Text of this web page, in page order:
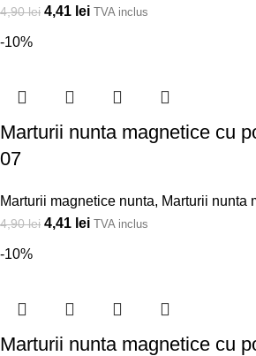
4,90lei 4,41 lei TVA inclus
-10%
Marturii nunta magnetice cu
07
Marturii magnetice nunta, Marturii nunta
4,90lei 4,41 lei TVA inclus
-10%
Marturii nunta magnetice cu